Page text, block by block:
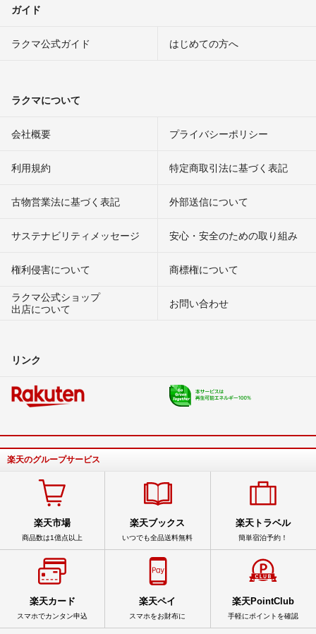
ガイド
ラクマ公式ガイド はじめての方へ
ラクマについて
会社概要 プライバシーポリシー
利用規約 特定商取引法に基づく表記
古物営業法に基づく表記 外部送信について
サステナビリティメッセージ 安心・安全のための取り組み
権利侵害について
商標権について
ラクマ公式ショップ
出店について
お問い合わせ
リンク
楽天のグループサービス
楽天市場
商品数は1億点以上
楽天ブックス
いつでも全品送料無料
楽天トラベル
簡単宿泊予約！
楽天カード
スマホでカンタン申込
楽天ペイ
スマホをお財布に
楽天PointClub
手軽にポイントを確認